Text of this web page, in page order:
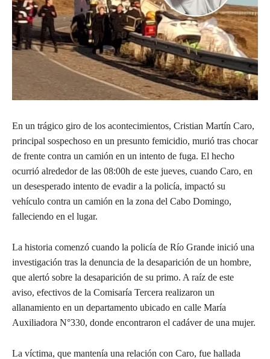
En un trágico giro de los acontecimientos, Cristian Martín Caro,
principal sospechoso en un presunto femicidio, murió tras chocar
de frente contra un camión en un intento de fuga. El hecho
ocurrió alrededor de las 08:00h de este jueves, cuando Caro, en
un desesperado intento de evadir a la policía, impactó su
vehículo contra un camión en la zona del Cabo Domingo,
falleciendo en el lugar.
La historia comenzó cuando la policía de Río Grande inició una
investigación tras la denuncia de la desaparición de un hombre,
que alertó sobre la desaparición de su primo. A raíz de este
aviso, efectivos de la Comisaría Tercera realizaron un
allanamiento en un departamento ubicado en calle María
Auxiliadora N°330, donde encontraron el cadáver de una mujer.
La víctima, que mantenía una relación con Caro, fue hallada